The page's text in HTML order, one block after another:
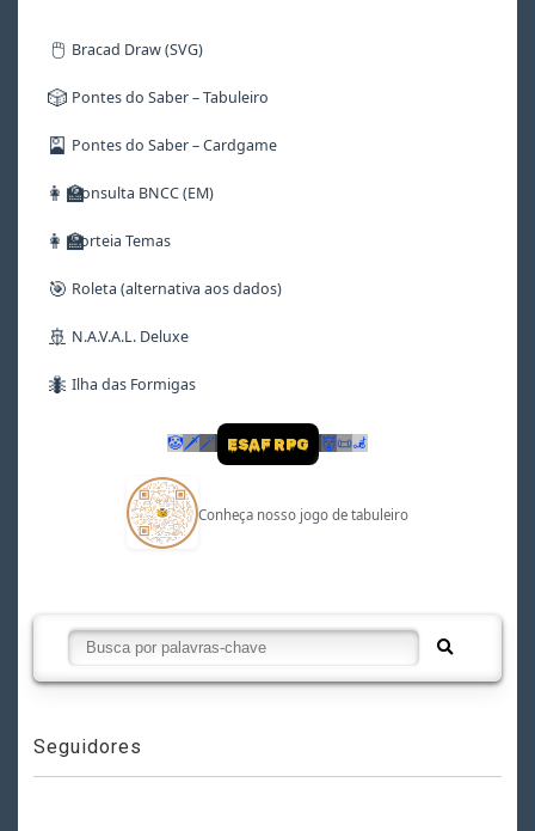
🖱️ Bracad Draw (SVG)
🎲 Pontes do Saber – Tabuleiro
🎴 Pontes do Saber – Cardgame
👩‍🏫Consulta BNCC (EM)
👩‍🏫Sorteia Temas
🎯 Roleta (alternativa aos dados)
🚢 N.A.V.A.L. Deluxe
🐜 Ilha das Formigas
🤡 🗡🪄 ESAF RPG 👹📜🦼
Conheça nosso jogo de tabuleiro
Seguidores